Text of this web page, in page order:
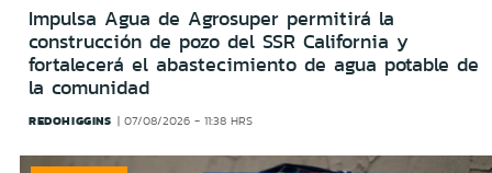
Impulsa Agua de Agrosuper permitirá la
construcción de pozo del SSR California y
fortalecerá el abastecimiento de agua potable de
la comunidad
REDOHIGGINS 07/08/2026 - 11:38 HRS